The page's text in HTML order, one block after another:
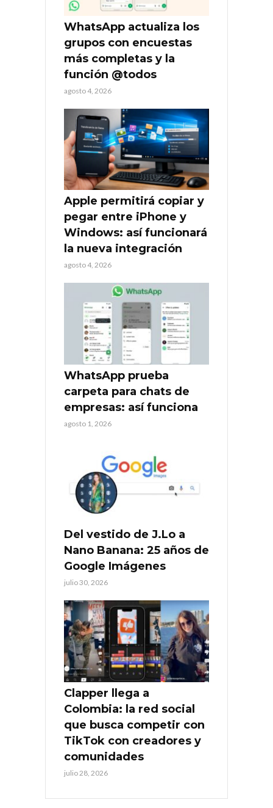
WhatsApp actualiza los
grupos con encuestas
más completas y la
función @todos
agosto 4, 2026
Apple permitirá copiar y
pegar entre iPhone y
Windows: así funcionará
la nueva integración
agosto 4, 2026
WhatsApp prueba
carpeta para chats de
empresas: así funciona
agosto 1, 2026
Del vestido de J.Lo a
Nano Banana: 25 años de
Google Imágenes
julio 30, 2026
Clapper llega a
Colombia: la red social
que busca competir con
TikTok con creadores y
comunidades
julio 28, 2026